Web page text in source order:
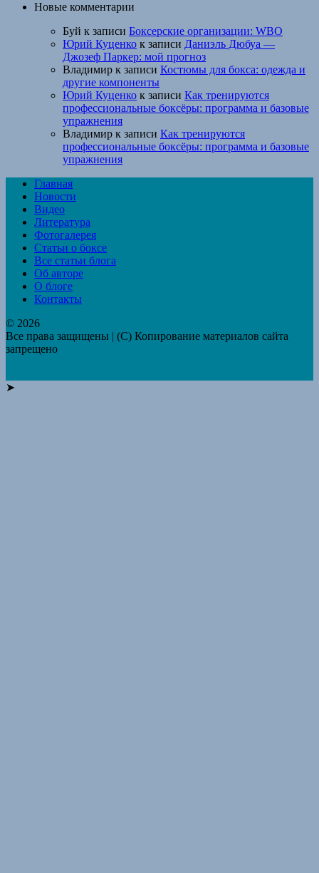
Новые комментарии
Буй к записи Боксерские организации: WBO
Юрий Куценко к записи Даниэль Дюбуа —
Джозеф Паркер: мой прогноз
Владимир к записи Костюмы для бокса: одежда и
другие компоненты
Юрий Куценко к записи Как тренируются
профессиональные боксёры: программа и базовые
упражнения
Владимир к записи Как тренируются
профессиональные боксёры: программа и базовые
упражнения
Главная
Новости
Видео
Литература
Фотогалерея
Статьи о боксе
Все статьи блога
Об авторе
О блоге
Контакты
© 2026
Все права защищены | (C) Копирование материалов сайта
запрещено
➤